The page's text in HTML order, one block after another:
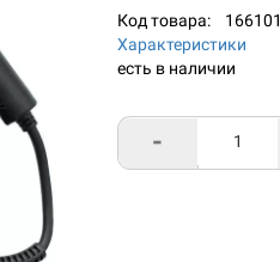
Код товара: 166101
Характеристики
есть в наличии
-